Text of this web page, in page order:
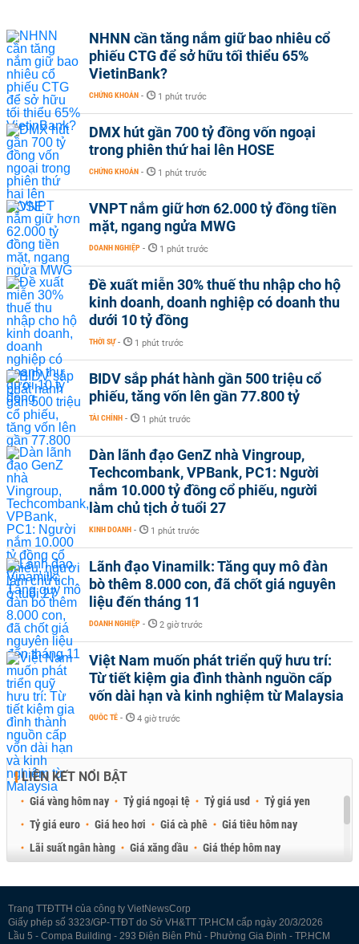
NHNN cần tăng nắm giữ bao nhiêu cổ
phiếu CTG để sở hữu tối thiểu 65%
VietinBank?
CHỨNG KHOÁN - 1 phút trước
DMX hút gần 700 tỷ đồng vốn ngoại
trong phiên thứ hai lên HOSE
CHỨNG KHOÁN - 1 phút trước
VNPT nắm giữ hơn 62.000 tỷ đồng tiền
mặt, ngang ngửa MWG
DOANH NGHIỆP - 1 phút trước
Đề xuất miễn 30% thuế thu nhập cho hộ
kinh doanh, doanh nghiệp có doanh thu
dưới 10 tỷ đồng
THỜI SỰ - 1 phút trước
BIDV sắp phát hành gần 500 triệu cổ
phiếu, tăng vốn lên gần 77.800 tỷ
TÀI CHÍNH - 1 phút trước
Dàn lãnh đạo GenZ nhà Vingroup,
Techcombank, VPBank, PC1: Người
nắm 10.000 tỷ đồng cổ phiếu, người
làm chủ tịch ở tuổi 27
KINH DOANH - 1 phút trước
Lãnh đạo Vinamilk: Tăng quy mô đàn
bò thêm 8.000 con, đã chốt giá nguyên
liệu đến tháng 11
DOANH NGHIỆP - 2 giờ trước
Việt Nam muốn phát triển quỹ hưu trí:
Từ tiết kiệm gia đình thành nguồn cấp
vốn dài hạn và kinh nghiệm từ Malaysia
QUỐC TẾ - 4 giờ trước
LIÊN KẾT NỔI BẬT
Giá vàng hôm nay Tỷ giá ngoại tệ Tỷ giá usd
Tỷ giá yen
Tỷ giá euro
Giá heo hơi Giá cà phê
Giá tiêu hôm nay
Lãi suất ngân hàng
Giá xăng dầu
Giá thép hôm nay
Trang TTĐTTH của công ty VietNewsCorp
Giấy phép số 3323/GP-TTĐT do Sở VH&TT TP.HCM cấp ngày 20/3/2026
Lầu 5 - Compa Building - 293 Điện Biên Phủ - Phường Gia Định - TP.HCM